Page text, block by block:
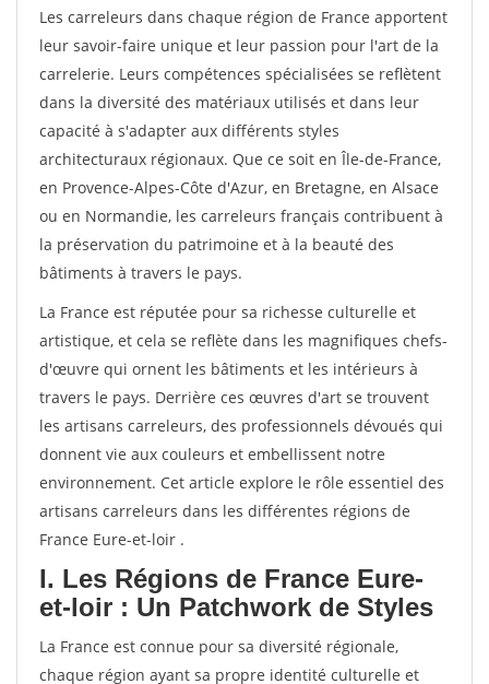
Les carreleurs dans chaque région de France apportent
leur savoir-faire unique et leur passion pour l'art de la
carrelerie. Leurs compétences spécialisées se reflètent
dans la diversité des matériaux utilisés et dans leur
capacité à s'adapter aux différents styles
architecturaux régionaux. Que ce soit en Île-de-France,
en Provence-Alpes-Côte d'Azur, en Bretagne, en Alsace
ou en Normandie, les carreleurs français contribuent à
la préservation du patrimoine et à la beauté des
bâtiments à travers le pays.
La France est réputée pour sa richesse culturelle et
artistique, et cela se reflète dans les magnifiques chefs-
d'œuvre qui ornent les bâtiments et les intérieurs à
travers le pays. Derrière ces œuvres d'art se trouvent
les artisans carreleurs, des professionnels dévoués qui
donnent vie aux couleurs et embellissent notre
environnement. Cet article explore le rôle essentiel des
artisans carreleurs dans les différentes régions de
France Eure-et-loir .
I. Les Régions de France Eure-
et-loir : Un Patchwork de Styles
La France est connue pour sa diversité régionale,
chaque région ayant sa propre identité culturelle et